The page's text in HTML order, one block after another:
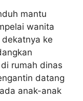
mantu
wanita
ke
rumah dinas
datang
anak-anak